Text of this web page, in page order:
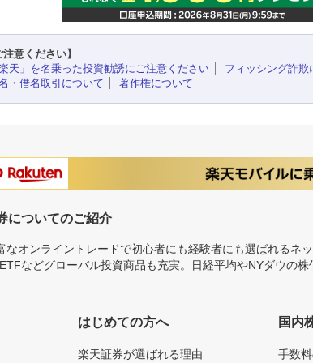
注意ください】
楽天」を名乗った投資勧誘にご注意ください
フィッシング詐
・借名取引について
著作権について
についてのご紹介
なオンライントレードで初心者にも経験者にも選ばれる
などグローバル投資商品も充実。日経平均やNYダウの株
はじめての方へ
楽天証券が選ばれる理由
国内
手数